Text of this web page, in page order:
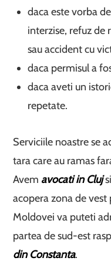
daca este vorba
interzise, refuz de
sau accident cu
daca permisul a
daca aveti un
repetate.
Serviciile noastre se
tara care au ramas
Avem avocati in Clujsi
acopera zona de
Moldovei va puteti
partea de sud-est
din Constanta.